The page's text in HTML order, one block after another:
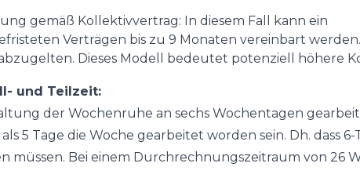
gemäß Kollektivvertrag: In diesem Fall kann ein
Verträgen bis zu 9 Monaten vereinbart
Dieses Modell bedeutet potenziell höhere
und Teilzeit:
der Wochenruhe an sechs Wochentagen
Tage die Woche gearbeitet worden sein. Dh. dass 6-
Bei einem Durchrechnungszeitraum von 26